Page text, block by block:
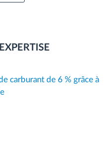
carburant de 6 % grâce à